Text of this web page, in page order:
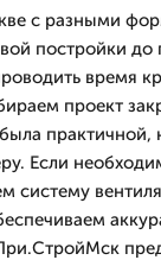
с разными
постройки до
время
проект
практичной,
Если
систему